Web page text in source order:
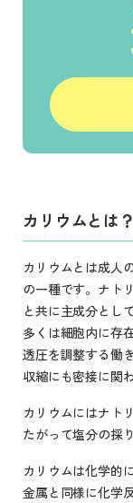
カリウムとは？
カリウムとは成人
の一種です。ナト
と共に主成分とし
多くは細胞内に存
透圧を調整する働
収縮にも密接に関
カリウムにはナト
たがって塩分の採
カリウムは化学的
金属と同様に化学